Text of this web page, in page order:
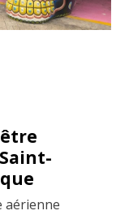
aérienne